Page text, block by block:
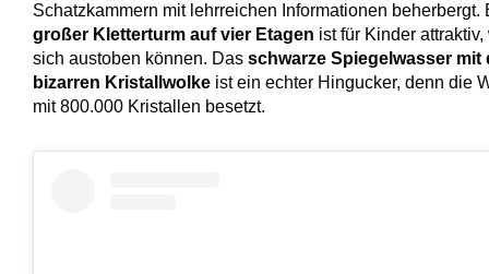
Schatzkammern mit lehrreichen Informationen beherbergt.
großer Kletterturm auf vier Etagen ist für Kinder attraktiv,
sich austoben können. Das schwarze Spiegelwasser mit
bizarren Kristallwolke ist ein echter Hingucker, denn die
mit 800.000 Kristallen besetzt.